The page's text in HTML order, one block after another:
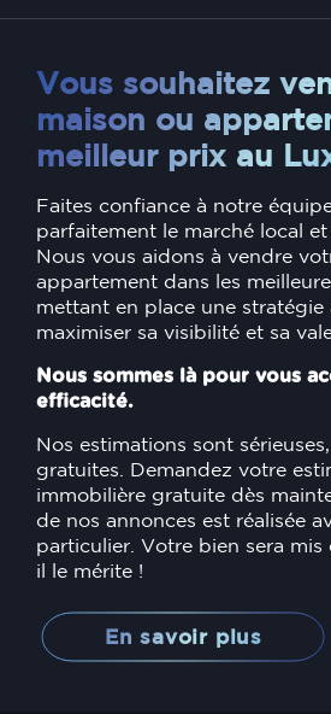
Vous souhaitez
maison ou
meilleur prix au
Faites confiance à notre
parfaitement le marché local
Nous vous aidons à vendre
appartement dans les
mettant en place une stratégie
maximiser sa visibilité et sa
Nous sommes là pour vous
efficacité.
Nos estimations sont
gratuites. Demandez votre
immobilière gratuite dès
de nos annonces est réalisée
particulier. Votre bien sera mis
il le mérite !
En savoir plus